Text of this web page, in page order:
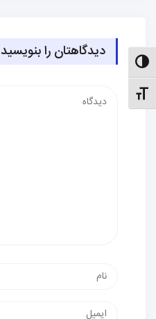
حالت کنتراست بالا
تنظیم اندازهٔ فونت
دیدگاهتان را بنویسید
پست